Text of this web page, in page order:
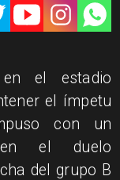
el estadio
el ímpetu
con un
el duelo
del grupo B